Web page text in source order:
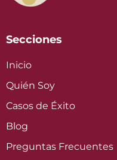
Secciones
Inicio
Quién Soy
Casos de Éxito
Blog
Preguntas Frecuentes